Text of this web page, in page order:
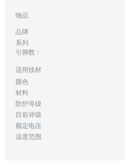
物品
品牌
系列
引脚数：
适用线材
颜色
材料
防护等级
目前评级
额定电压
温度范围